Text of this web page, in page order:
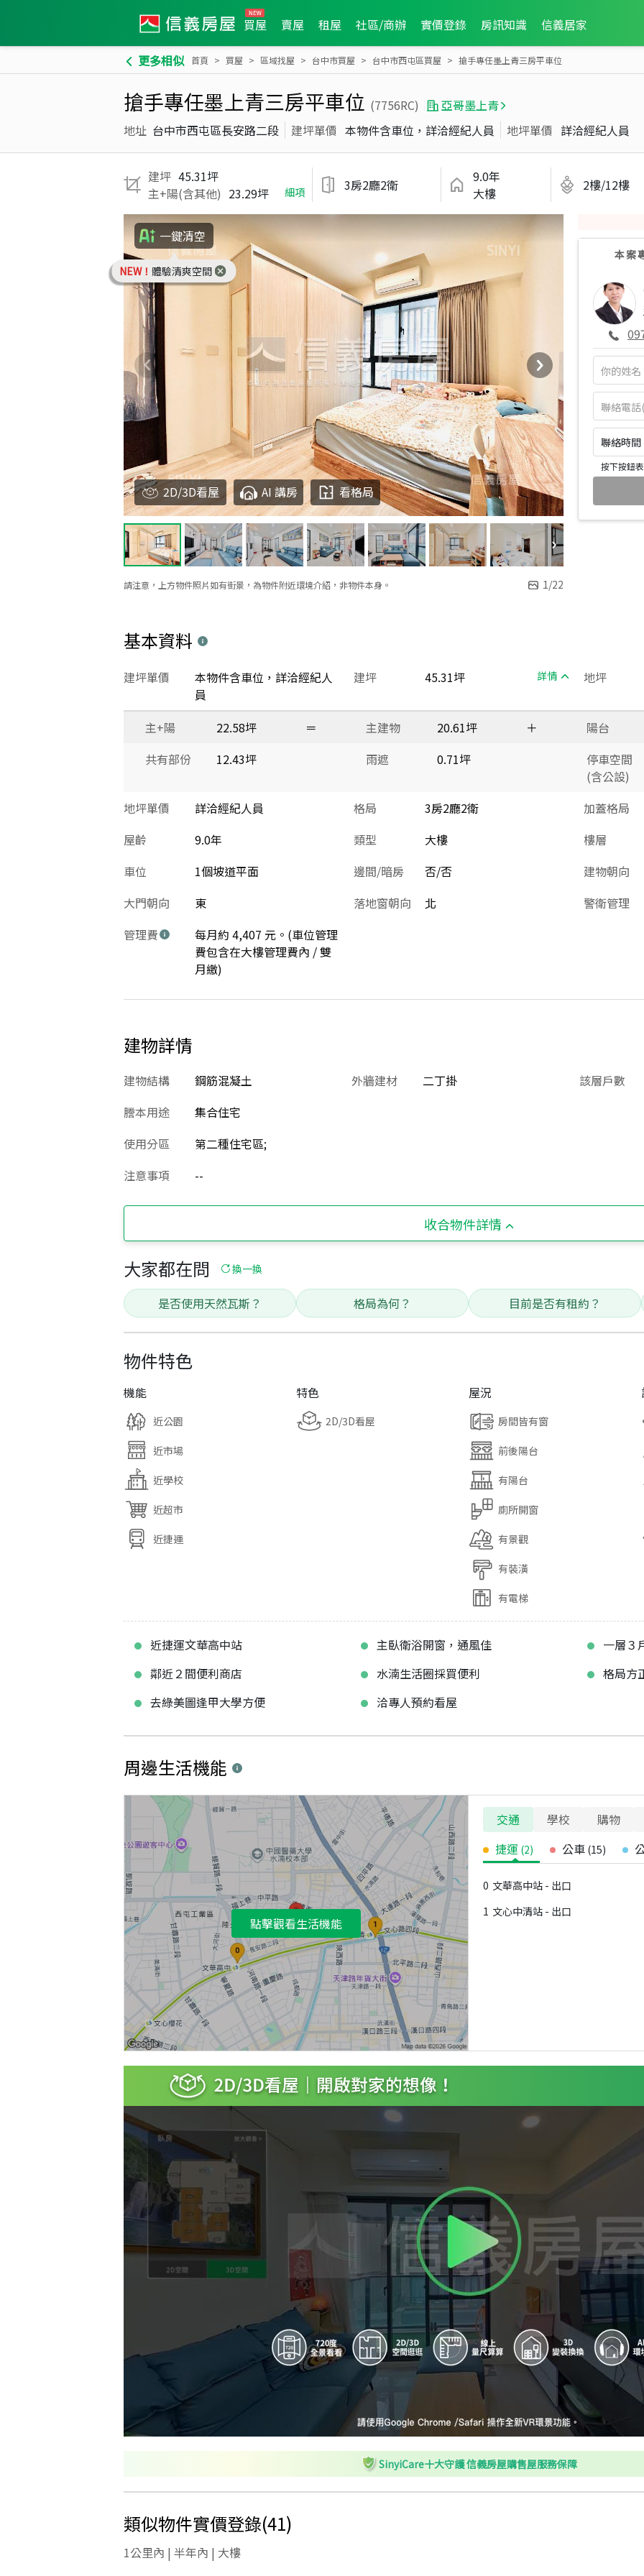
買屋 賣屋 租屋 社區/商辦 實價登錄 房訊知識 信義居家
更多相似 首頁 買屋 區域找屋 台中市買屋 台中市西屯區買屋 搶手專任墨上青三房平車位
搶手專任墨上青三房平車位 (7756RC)
亞哥墨上青
地址 台中市西屯區長安路二段 建坪單價 本物件含車位，詳洽經紀人員 地坪單價 詳洽經紀人員
建坪 45.31坪
主+陽(含其他) 23.29坪 細項 3房2廳2衛
9.0年
大樓
2樓/12樓
一鍵清空
NEW！ 體驗清爽空間
請注意，上方物件照片如有街景，為物件附近環境介紹，非物件本身。 1/22
2D/3D看屋 AI 講房 看格局
本案
聯絡時
按下按鈕
基本資料
建坪 45.31坪 詳情
建坪單價
本物件含車位，詳洽經紀人
員
地坪
主+陽 22.58坪 ＝ 主建物 20.61坪 ＋
陽台
共有部份
12.43坪 雨遮 0.71坪
停車空間
(含公設)
地坪單價
詳洽經紀人員 格局 3房2廳2衛
加蓋格局
屋齡
9.0年 類型 大樓
樓層
車位
1個坡道平面 邊間/暗房 否/否
建物朝向
大門朝向
東 落地窗朝向 北
警衛管理
管理費
每月約 4,407 元。(車位管理
費包含在大樓管理費內 / 雙
月繳)
建物詳情
建物結構 鋼筋混凝土 外牆建材 二丁掛
該層戶數
謄本用途
集合住宅
使用分區
第二種住宅區;
注意事項
--
收合物件詳情
大家都在問 換一換
是否使用天然瓦斯？ 格局為何？ 目前是否有租約？
物件特色
機能
近公園
近市場
近學校
近超市
近捷運
特色
2D/3D看屋
屋況
房間皆有窗
前後陽台
有陽台
廁所開窗
有景觀
有裝潢
有電梯
近捷運文華高中站 主臥衛浴開窗，通風佳
一層３
鄰近２間便利商店
水湳生活圈採買便利
格局方
去綠美圖逢甲大學方便
洽專人預約看屋
周邊生活機能
點擊觀看生活機能
交通 學校
購物
捷運 (2) 公車 (15)
0 文華高中站 - 出口
1 文心中清站 - 出口
SinyiCare十大守護 信義房屋購售屋服務保障
類似物件實價登錄(41)
1公里內 | 半年內 | 大樓